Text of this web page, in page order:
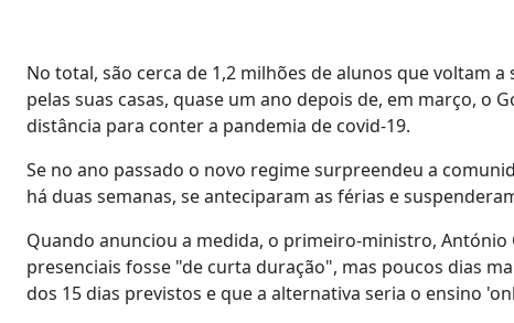
No total, são cerca de 1,2 milhões de alunos que voltam
pelas suas casas, quase um ano depois de, em março, o
distância para conter a pandemia de covid-19.
Se no ano passado o novo regime surpreendeu a
há duas semanas, se anteciparam as férias e
Quando anunciou a medida, o primeiro-ministro,
presenciais fosse "de curta duração", mas poucos dias
dos 15 dias previstos e que a alternativa seria o ensino